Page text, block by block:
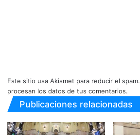
Este sitio usa Akismet para reducir el spam.
procesan los datos de tus comentarios.
Publicaciones relacionadas